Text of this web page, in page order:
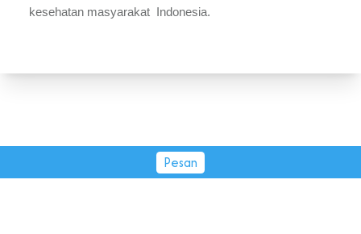
kesehatan masyarakat Indonesia.
Pesan